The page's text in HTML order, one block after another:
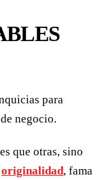
para
negocio.
que otras, sino
originalidad, fama